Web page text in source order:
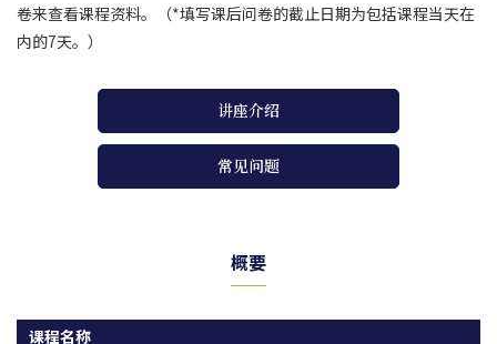
卷来查看课程资料。（*填写课后问卷的截止日期为包括课程当天在
内的7天。）
讲座介绍
常见问题
概要
课程名称